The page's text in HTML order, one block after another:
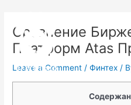
contentСравнение
Платформ Atas
Leave a Comment /Финтех /